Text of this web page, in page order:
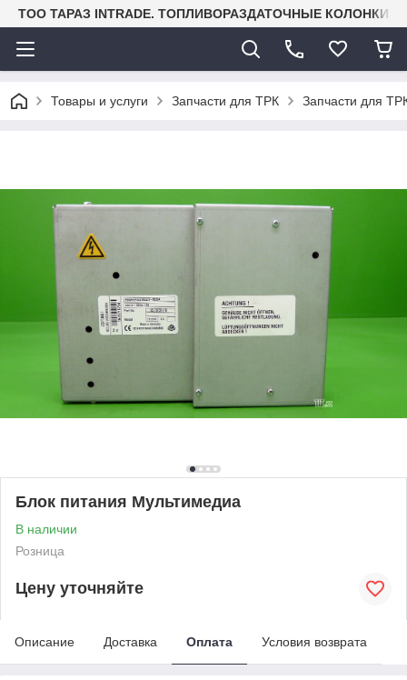
TOO ТАРАЗ INTRADE. ТОПЛИВОРАЗДАТОЧНЫЕ КОЛОНКИ
Товары и услуги Запчасти для ТРК Запчасти для
Блок питания Мультимедиа
В наличии
Розница
Цену уточняйте
Описание Доставка Оплата Условия возврата